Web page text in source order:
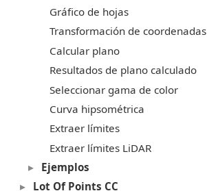
Gráfico de hojas
Transformación de coordenadas
Calcular plano
Resultados de plano calculado
Seleccionar gama de color
Curva hipsométrica
Extraer límites
Extraer límites LiDAR
Ejemplos
Lot Of Points CC